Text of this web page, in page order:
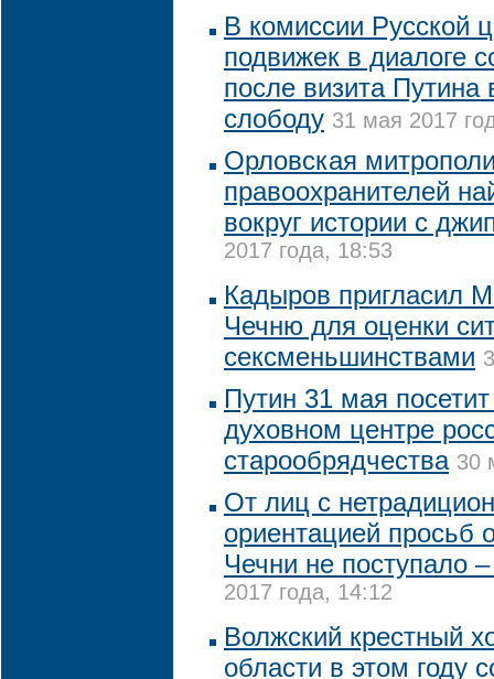
В комиссии Русской
подвижек в диалоге
после визита Путина
слободу 31 мая 2017
Орловская
правоохранителей
вокруг истории с
2017 года, 18:53
Кадыров пригласил
Чечню для оценки
сексменьшинствами
Путин 31 мая
духовном центре
старообрядчества 30
От лиц с
ориентацией просьб
Чечни не поступало
2017 года, 14:12
Волжский крестный
области в этом году